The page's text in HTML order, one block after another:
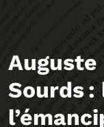
Auguste
Sourds :